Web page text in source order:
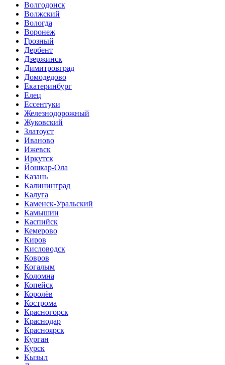
Волгодонск
Волжский
Вологда
Воронеж
Грозный
Дербент
Дзержинск
Димитровград
Домодедово
Екатеринбург
Елец
Ессентуки
Железнодорожный
Жуковский
Златоуст
Иваново
Ижевск
Иркутск
Йошкар-Ола
Казань
Калининград
Калуга
Каменск-Уральский
Камышин
Каспийск
Кемерово
Киров
Кисловодск
Ковров
Когалым
Коломна
Копейск
Королёв
Кострома
Красногорск
Краснодар
Красноярск
Курган
Курск
Кызыл